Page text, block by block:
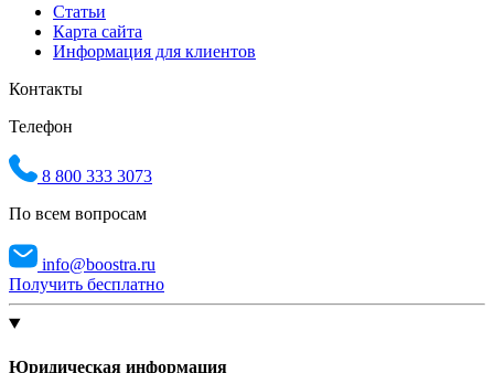
Статьи
Карта сайта
Информация для клиентов
Контакты
Телефон
8 800 333 3073
По всем вопросам
info@boostra.ru
Получить бесплатно
Юридическая информация